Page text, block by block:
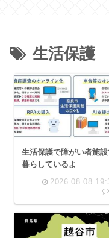
生活保護
生活保護で障がい者施
暮らしているよ
2026.08.08